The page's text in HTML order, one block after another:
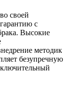
своей
с
Высокие
методик
безупречную